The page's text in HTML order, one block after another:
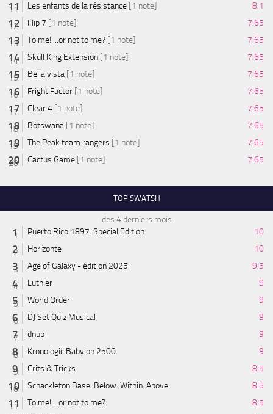
Les enfants de la résistance [1 note]
8.1
Flip 7 [1 note]
7.65
To me! ...or not to me? [1 note]
7.65
Skull King Extension [1 note]
7.65
Bella vista [1 note]
7.65
Fright Factor [1 note]
7.65
Clear 4 [1 note]
7.65
Botswana [1 note]
7.65
The Peak team rangers [1 note]
7.65
Cactus Game [1 note] 7.65
TOP SWATSH
des 4 derniers mois
Puerto Rico 1897: Special Edition
10
Horizonte
10
Age of Galaxy - édition 2025
9.5
Luthier
9
World Order
9
DJ Set Quiz Musical
9
dnup
9
Kronologic Babylon 2500
9
Crits & Tricks
8.5
Schackleton Base: Below. Within. Above.
8.5
To me! ...or not to me?
8.5